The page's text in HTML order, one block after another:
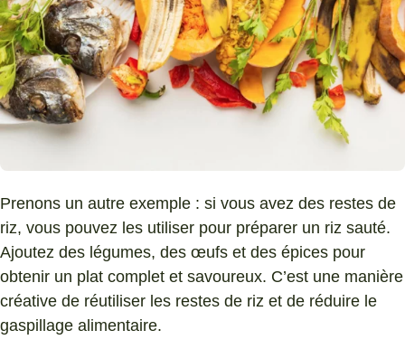
Prenons un autre exemple : si vous avez des restes de
riz, vous pouvez les utiliser pour préparer un riz sauté.
Ajoutez des légumes, des œufs et des épices pour
obtenir un plat complet et savoureux. C’est une manière
créative de réutiliser les restes de riz et de réduire le
gaspillage alimentaire.